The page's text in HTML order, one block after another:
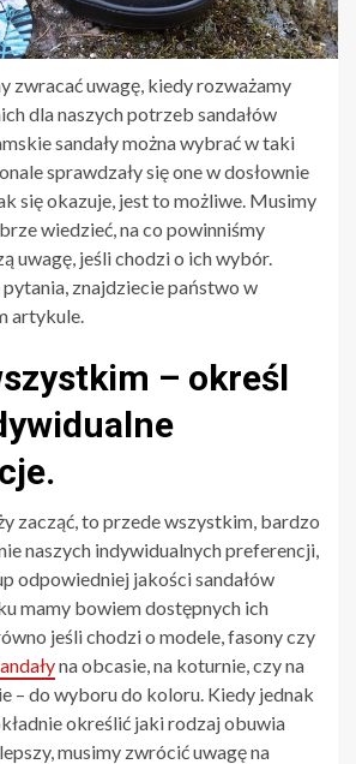
zwracać uwagę, kiedy rozważamy
dla naszych potrzeb sandałów
sandały można wybrać w taki
sprawdzały się one w dosłownie
się okazuje, jest to możliwe. Musimy
wiedzieć, na co powinniśmy
uwagę, jeśli chodzi o ich wybór.
znajdziecie państwo w
artykule.
– określ
zacząć, to przede wszystkim, bardzo
naszych indywidualnych preferencji,
odpowiedniej jakości sandałów
mamy bowiem dostępnych ich
jeśli chodzi o modele, fasony czy
na obcasie, na koturnie, czy na
– do wyboru do koloru. Kiedy jednak
określić jaki rodzaj obuwia
musimy zwrócić uwagę na